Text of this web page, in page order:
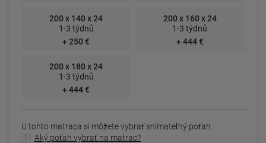
200 x 140 x 24
1-3 týdnů
+ 250 €
200 x 160 x 24
1-3 týdnů
+ 444 €
200 x 180 x 24
1-3 týdnů
+ 444 €
U tohto matraca si môžete vybrať snímateľný poťah.
Aký poťah vybrať na matrac?